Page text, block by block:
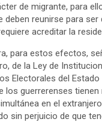
de migrante, para
deben reunirse para ser
acreditar la
para estos efectos,
de la Ley de
Electorales del Estado
los guerrerenses tienen
en el
sin perjuicio de que